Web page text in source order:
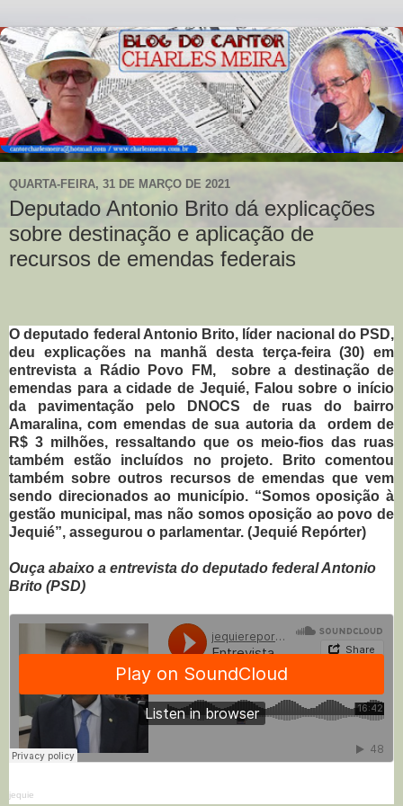
QUARTA-FEIRA, 31 DE MARÇO DE 2021
Deputado Antonio Brito dá explicações
sobre destinação e aplicação de
recursos de emendas federais
O deputado federal Antonio Brito, líder nacional do PSD,
deu explicações na manhã desta terça-feira (30) em
entrevista a Rádio Povo FM, sobre a destinação de
emendas para a cidade de Jequié, Falou sobre o início
da pavimentação pelo DNOCS de ruas do bairro
Amaralina, com emendas de sua autoria da ordem de
R$ 3 milhões, ressaltando que os meio-fios das ruas
também estão incluídos no projeto. Brito comentou
também sobre outros recursos de emendas que vem
sendo direcionados ao município. “Somos oposição à
gestão municipal, mas não somos oposição ao povo de
Jequié”, assegurou o parlamentar. (Jequié Repórter)
Ouça abaixo a entrevista do deputado federal Antonio
Brito (PSD)
jequie